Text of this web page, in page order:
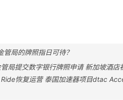
局的牌照指日可待？
局提交数字银行牌照申请 新加坡酒
恢复运营 泰国加速器项目dtac